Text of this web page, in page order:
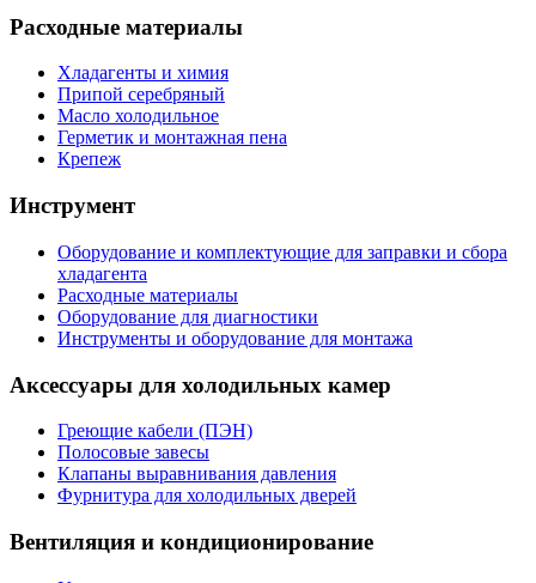
Расходные материалы
Хладагенты и химия
Припой серебряный
Масло холодильное
Герметик и монтажная пена
Крепеж
Инструмент
Оборудование и комплектующие для заправки и сбора
хладагента
Расходные материалы
Оборудование для диагностики
Инструменты и оборудование для монтажа
Аксессуары для холодильных камер
Греющие кабели (ПЭН)
Полосовые завесы
Клапаны выравнивания давления
Фурнитура для холодильных дверей
Вентиляция и кондиционирование